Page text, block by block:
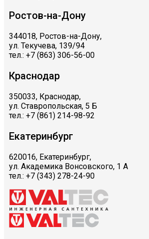
Ростов-на-Дону
344018, Ростов-на-Дону,
ул. Текучева, 139/94
тел.: +7 (863) 306-56-00
Краснодар
350033, Краснодар,
ул. Ставропольская, 5 Б
тел.: +7 (861) 214-98-92
Екатеринбург
620016, Екатеринбург,
ул. Академика Вонсовского, 1 А
тел.: +7 (343) 278-24-90